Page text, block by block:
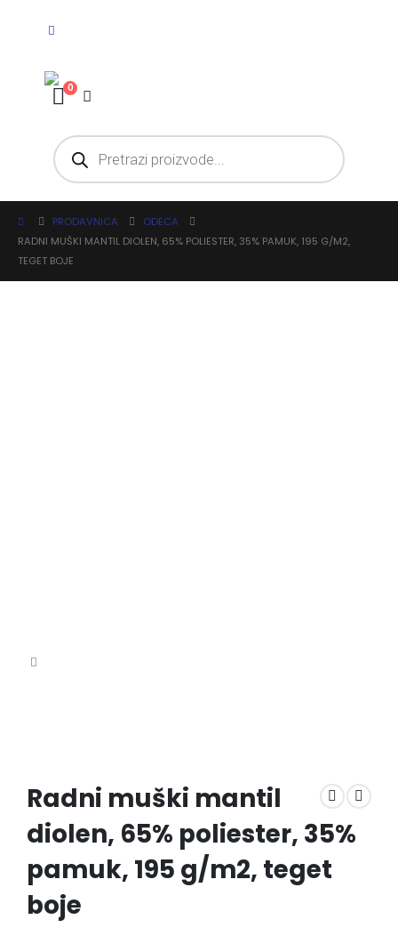
0
PRODAVNICA
ODECA
RADNI MUŠKI MANTIL DIOLEN, 65% POLIESTER, 35% PAMUK, 195 G/M2,
TEGET BOJE
Radni muški mantil
diolen, 65% poliester, 35%
pamuk, 195 g/m2, teget
boje